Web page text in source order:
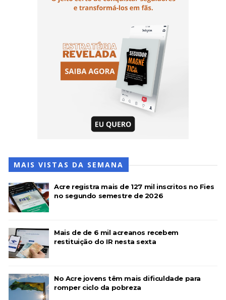
MAIS VISTAS DA SEMANA
Acre registra mais de 127 mil inscritos no Fies
no segundo semestre de 2026
Mais de de 6 mil acreanos recebem
restituição do IR nesta sexta
No Acre jovens têm mais dificuldade para
romper ciclo da pobreza